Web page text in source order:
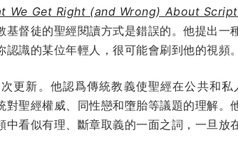
We Get Right (and Wrong) About
基督徒的聖經閱讀方式是錯誤的。他提出
識的某位年輕人，很可能會刷到他的視頻。
更新。他認爲傳統教義使聖經在公共和
對聖經權威、同性戀和墮胎等議題的理解
看似有理、斷章取義的一面之詞，一旦放